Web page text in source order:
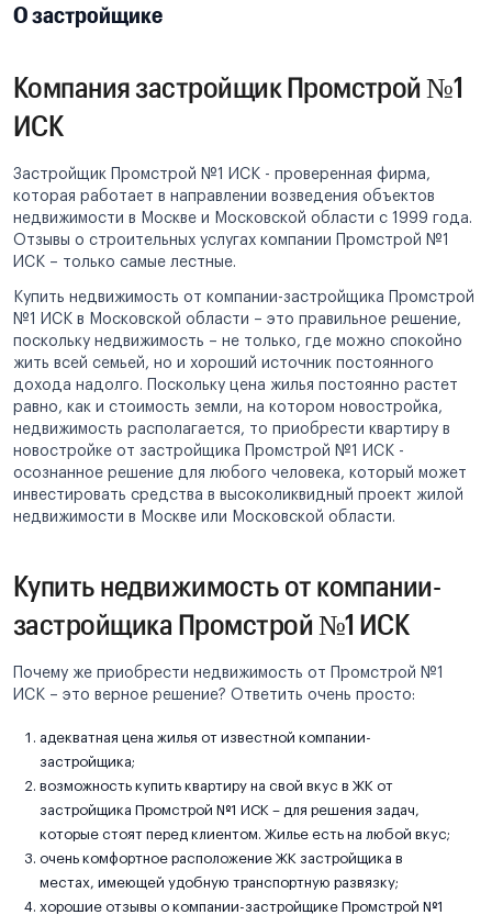
О застройщике
Компания застройщик Промстрой №1
ИСК
Застройщик Промстрой №1 ИСК - проверенная фирма,
которая работает в направлении возведения объектов
недвижимости в Москве и Московской области с 1999 года.
Отзывы о строительных услугах компании Промстрой №1
ИСК – только самые лестные.
Купить недвижимость от компании-застройщика Промстрой
№1 ИСК в Московской области – это правильное решение,
поскольку недвижимость – не только, где можно спокойно
жить всей семьей, но и хороший источник постоянного
дохода надолго. Поскольку цена жилья постоянно растет
равно, как и стоимость земли, на котором новостройка,
недвижимость располагается, то приобрести квартиру в
новостройке от застройщика Промстрой №1 ИСК -
осознанное решение для любого человека, который может
инвестировать средства в высоколиквидный проект жилой
недвижимости в Москве или Московской области.
Купить недвижимость от компании-
застройщика Промстрой №1 ИСК
Почему же приобрести недвижимость от Промстрой №1
ИСК – это верное решение? Ответить очень просто:
адекватная цена жилья от известной компании-
застройщика;
возможность купить квартиру на свой вкус в ЖК от
застройщика Промстрой №1 ИСК – для решения задач,
которые стоят перед клиентом. Жилье есть на любой вкус;
очень комфортное расположение ЖК застройщика в
местах, имеющей удобную транспортную развязку;
хорошие отзывы о компании-застройщике Промстрой №1